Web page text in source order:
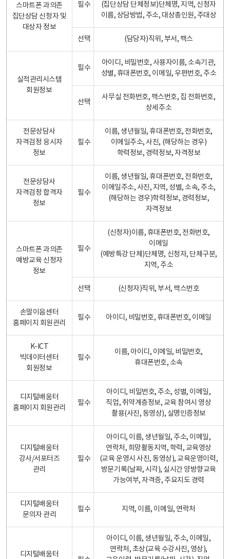
스마트폰 과의존
집단상담 신청자 및
대상자 정보
필수
(집단상담 단체정보)단체명, 지역, 신청자
이름, 상담방법, 주소, 대상총인원, 주대상
선택 (담당자)직위, 부서, 팩스
실적관리시스템
회원정보
필수
아이디, 비밀번호, 사용자이름, 소속기관,
성별, 휴대폰번호, 이메일, 우편번호, 주소
선택
사무실 전화번호, 팩스번호, 집 전화번호,
상세주소
전문상담사
자격검정 응시자
정보
필수
이름, 생년월일, 휴대폰번호, 전화번호,
이메일주소, 사진, (해당하는 경우)
학력정보, 경력정보, 자격정보
전문상담사
자격검정 합격자
정보
필수
이름, 생년월일, 휴대폰번호, 전화번호,
이메일주소, 사진, 지역, 성별, 소속, 주소,
(해당하는 경우)학력정보, 경력정보,
자격정보
스마트폰 과의존
예방교육 신청자
정보
필수
(신청자)이름, 휴대폰번호, 전화번호,
이메일
(예방특강 단체)단체명, 신청자, 단체구분,
지역, 주소
선택 (신청자)직위, 부서, 팩스번호
손말이음센터
홈페이지 회원관리
필수 아이디, 비밀번호, 휴대폰번호, 이메일
K-ICT
빅데이터센터
회원정보
필수
이름, 아이디, 이메일, 비밀번호,
휴대폰번호, 소속
디지털배움터
홈페이지 회원관리
필수
아이디, 비밀번호, 주소, 성별, 이메일,
직업, 취약계층정보, 교육 참여시 영상
촬용(사진, 동영상), 실명인증정보
디지털배움터
강사/서포터즈
관리
필수
아이디, 이름, 생년월일, 주소, 이메일,
연락처, 희망활동지역, 학력, 교육영상
(교육 운영시 사진, 동영상), 교육운영이력,
방문기록(날짜, 시각), 실시간 양방향교육
가능여부, 자격증, 주요지도 경력
디지털배움터
문의자 관리
필수 지역, 이름, 이메일, 연락처
디지털배움터
아이디, 이름, 생년월일, 주소, 이메일,
연락처, 초상(교육 수강사진, 영상),